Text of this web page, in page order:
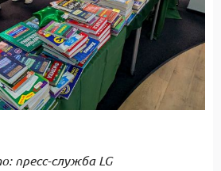
пресс-служба LG